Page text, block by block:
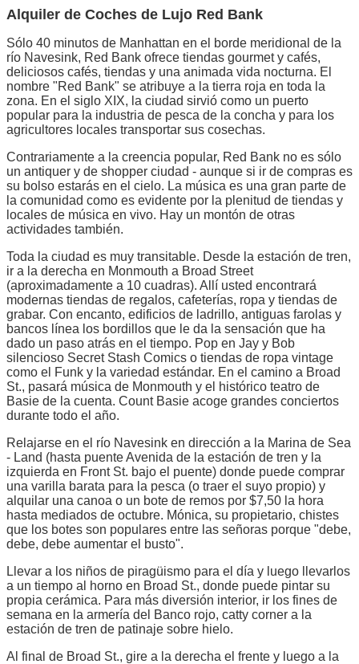
Alquiler de Coches de Lujo Red Bank
Sólo 40 minutos de Manhattan en el borde meridional de la
río Navesink, Red Bank ofrece tiendas gourmet y cafés,
deliciosos cafés, tiendas y una animada vida nocturna. El
nombre "Red Bank" se atribuye a la tierra roja en toda la
zona. En el siglo XIX, la ciudad sirvió como un puerto
popular para la industria de pesca de la concha y para los
agricultores locales transportar sus cosechas.
Contrariamente a la creencia popular, Red Bank no es sólo
un antiquer y de shopper ciudad - aunque si ir de compras es
su bolso estarás en el cielo. La música es una gran parte de
la comunidad como es evidente por la plenitud de tiendas y
locales de música en vivo. Hay un montón de otras
actividades también.
Toda la ciudad es muy transitable. Desde la estación de tren,
ir a la derecha en Monmouth a Broad Street
(aproximadamente a 10 cuadras). Allí usted encontrará
modernas tiendas de regalos, cafeterías, ropa y tiendas de
grabar. Con encanto, edificios de ladrillo, antiguas farolas y
bancos línea los bordillos que le da la sensación que ha
dado un paso atrás en el tiempo. Pop en Jay y Bob
silencioso Secret Stash Comics o tiendas de ropa vintage
como el Funk y la variedad estándar. En el camino a Broad
St., pasará música de Monmouth y el histórico teatro de
Basie de la cuenta. Count Basie acoge grandes conciertos
durante todo el año.
Relajarse en el río Navesink en dirección a la Marina de Sea
- Land (hasta puente Avenida de la estación de tren y la
izquierda en Front St. bajo el puente) donde puede comprar
una varilla barata para la pesca (o traer el suyo propio) y
alquilar una canoa o un bote de remos por $7,50 la hora
hasta mediados de octubre. Mónica, su propietario, chistes
que los botes son populares entre las señoras porque "debe,
debe, debe aumentar el busto".
Llevar a los niños de piragüismo para el día y luego llevarlos
a un tiempo al horno en Broad St., donde puede pintar su
propia cerámica. Para más diversión interior, ir los fines de
semana en la armería del Banco rojo, catty corner a la
estación de tren de patinaje sobre hielo.
Al final de Broad St., gire a la derecha el frente y luego a la